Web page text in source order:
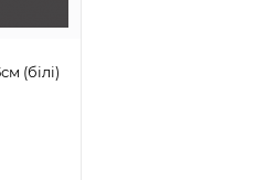
(білі)